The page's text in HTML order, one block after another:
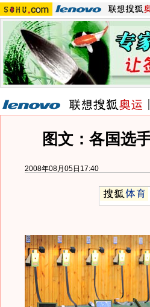
图文：各国选
2008年08月05日17:40